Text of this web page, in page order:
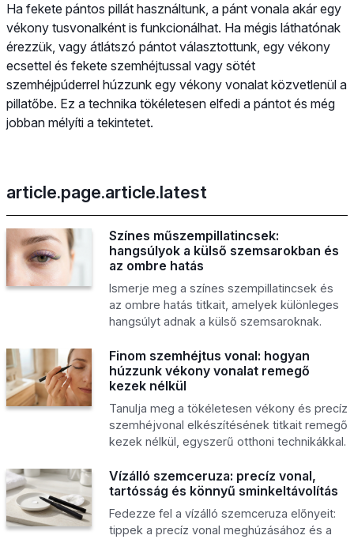
Ha fekete pántos pillát használtunk, a pánt vonala akár egy
vékony tusvonalként is funkcionálhat. Ha mégis láthatónak
érezzük, vagy átlátszó pántot választottunk, egy vékony
ecsettel és fekete szemhéjtussal vagy sötét
szemhéjpúderrel húzzunk egy vékony vonalat közvetlenül a
pillatőbe. Ez a technika tökéletesen elfedi a pántot és még
jobban mélyíti a tekintetet.
article.page.article.latest
Színes műszempillatincsek:
hangsúlyok a külső szemsarokban és
az ombre hatás
Ismerje meg a színes szempillatincsek és
az ombre hatás titkait, amelyek különleges
hangsúlyt adnak a külső szemsaroknak.
Finom szemhéjtus vonal: hogyan
húzzunk vékony vonalat remegő
kezek nélkül
Tanulja meg a tökéletesen vékony és precíz
szemhéjvonal elkészítésének titkait remegő
kezek nélkül, egyszerű otthoni technikákkal.
Vízálló szemceruza: precíz vonal,
tartósság és könnyű sminkeltávolítás
Fedezze fel a vízálló szemceruza előnyeit:
tippek a precíz vonal meghúzásához és a